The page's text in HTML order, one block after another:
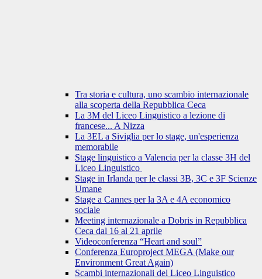
Tra storia e cultura, uno scambio internazionale
alla scoperta della Repubblica Ceca
La 3M del Liceo Linguistico a lezione di
francese... A Nizza
La 3EL a Siviglia per lo stage, un'esperienza
memorabile
Stage linguistico a Valencia per la classe 3H del
Liceo Linguistico
Stage in Irlanda per le classi 3B, 3C e 3F Scienze
Umane
Stage a Cannes per la 3A e 4A economico
sociale
Meeting internazionale a Dobris in Repubblica
Ceca dal 16 al 21 aprile
Videoconferenza “Heart and soul”
Conferenza Europroject MEGA (Make our
Environment Great Again)
Scambi internazionali del Liceo Linguistico